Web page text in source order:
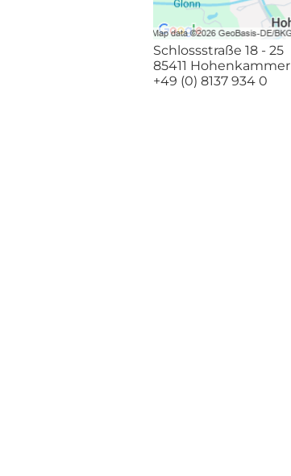
Schlossstraße 18 - 25
85411 Hohenkammer
+49 (0) 8137 934 0